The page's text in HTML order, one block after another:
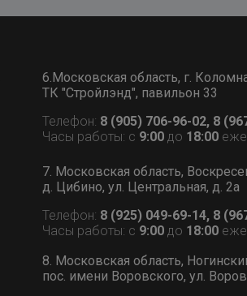
6.Московская область, г.
ТК "Стройлэнд", павильон 33
Телефон: 8 (905) 706-96-02, 8
Часы работы: с 9:00 до 18:00
7. Московская область,
д. Цибино, ул. Центральная, д. 2а
Телефон: 8 (925) 049-69-14, 8
Часы работы: с 9:00 до 18:00
8. Московская область,
пос. имени Воровского, ул.